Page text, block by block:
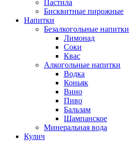
Пастила
Бисквитные пирожные
Напитки
Безалкогольные напитки
Лимонад
Соки
Квас
Алкогольные напитки
Водка
Коньяк
Вино
Пиво
Бальзам
Шампанское
Минеральная вода
Кулич